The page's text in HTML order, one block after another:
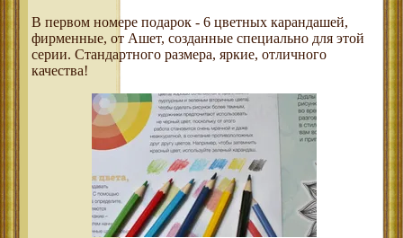
В первом номере подарок - 6 цветных карандашей,
фирменные, от Ашет, созданные специально для этой
серии. Стандартного размера, яркие, отличного
качества!